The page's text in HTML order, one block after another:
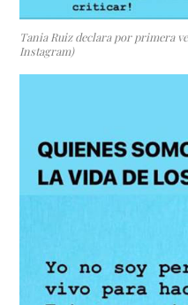
Tania Ruiz declara por primera
Instagram)